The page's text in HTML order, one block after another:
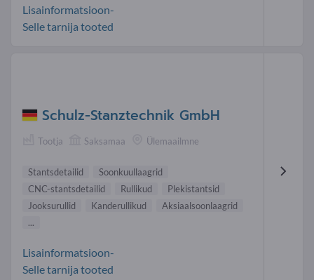
Lisainformatsioon-
Selle tarnija tooted
Schulz-Stanztechnik GmbH
Tootja Saksamaa Ülemaailmne
Stantsdetailid
Soonkuullaagrid
CNC-stantsdetailid
Rullikud
Plekistantsid
Jooksurullid
Kanderullikud
Aksiaalsoonlaagrid
...
Lisainformatsioon-
Selle tarnija tooted